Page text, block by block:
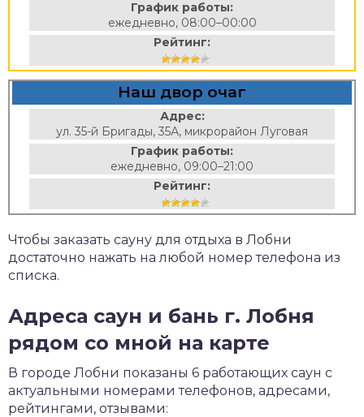
График работы:
ежедневно, 08:00–00:00
Рейтинг:
Наш двор очаг
Адрес:
ул. 35-й Бригады, 35А, микрорайон Луговая
График работы:
ежедневно, 09:00–21:00
Рейтинг:
Чтобы заказать сауну для отдыха в Лобни
достаточно нажать на любой номер телефона из
списка.
Адреса саун и бань г. Лобня
рядом со мной на карте
В городе Лобни показаны 6 работающих саун с
актуальными номерами телефонов, адресами,
рейтингами, отзывами: